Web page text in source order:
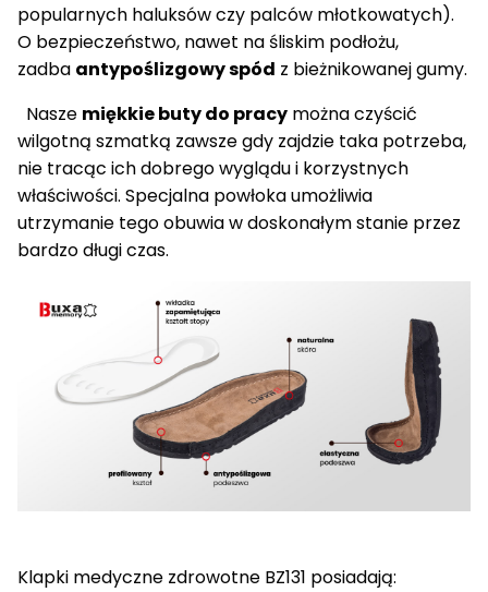
popularnych haluksów czy palców młotkowatych).
O bezpieczeństwo, nawet na śliskim podłożu,
zadba antypoślizgowy spód z bieżnikowanej gumy.
Nasze miękkie buty do pracy można czyścić
wilgotną szmatką zawsze gdy zajdzie taka potrzeba,
nie tracąc ich dobrego wyglądu i korzystnych
właściwości. Specjalna powłoka umożliwia
utrzymanie tego obuwia w doskonałym stanie przez
bardzo długi czas.
Klapki medyczne zdrowotne BZ131 posiadają: